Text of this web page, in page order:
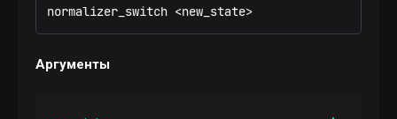
normalizer_switch <new_state>
Аргументы